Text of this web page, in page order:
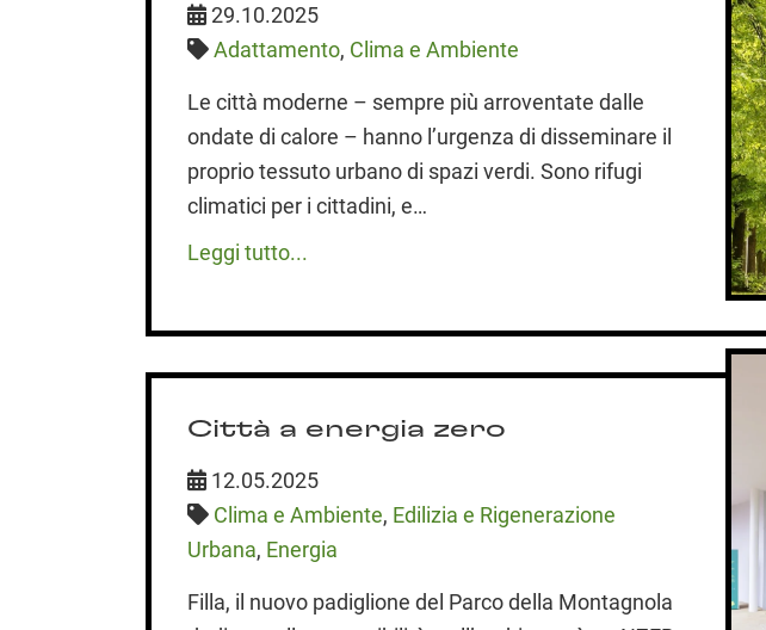
29.10.2025
Adattamento, Clima e Ambiente
Le città moderne – sempre più arroventate dalle
ondate di calore – hanno l’urgenza di disseminare il
proprio tessuto urbano di spazi verdi. Sono rifugi
climatici per i cittadini, e…
Leggi tutto...
Città a energia zero
12.05.2025
Clima e Ambiente, Edilizia e Rigenerazione
Urbana, Energia
Filla, il nuovo padiglione del Parco della Montagnola